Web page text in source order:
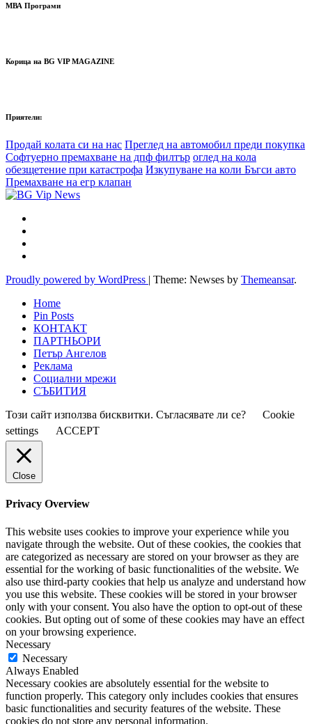
МВА Програми
Корица на BG VIP MAGAZINE
Приятели:
Продай колата си на нас Преглед на автомобил преди покупка
Софтуерно премахване на дпф филтър оглед на кола
обезщетение при катастрофа Изкупуване на коли Бъгси авто
Премахване на егр клапан
Proudly powered by WordPress | Theme: Newses by Themeansar.
Home
Pin Posts
КОНТАКТ
ПАРТНЬОРИ
Петър Ангелов
Реклама
Социални мрежи
СЪБИТИЯ
Този сайт използва бисквитки. Съгласявате ли се?
Cookie
settings
ACCEPT
Close
Privacy Overview
This website uses cookies to improve your experience while you
navigate through the website. Out of these cookies, the cookies that
are categorized as necessary are stored on your browser as they are
essential for the working of basic functionalities of the website. We
also use third-party cookies that help us analyze and understand how
you use this website. These cookies will be stored in your browser
only with your consent. You also have the option to opt-out of these
cookies. But opting out of some of these cookies may have an effect
on your browsing experience.
Necessary
Necessary
Always Enabled
Necessary cookies are absolutely essential for the website to
function properly. This category only includes cookies that ensures
basic functionalities and security features of the website. These
cookies do not store any personal information.